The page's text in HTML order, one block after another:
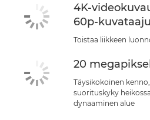
4K-
60p-
Toistaa liikkeen
20
Täysikokoinen
suorituskyky
dynaaminen alue